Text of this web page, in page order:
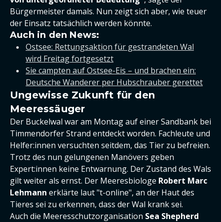
Bürgermeister damals. Nun zeigt sich aber, wie teuer
der Einsatz tatsächlich werden könnte.
Auch in den News:
Ostsee: Rettungsaktion für gestrandeten Wal
wird Freitag fortgesetzt
Sie campten auf Ostsee-Eis – und brachen ein:
Deutsche Wanderer per Hubschrauber gerettet
Ungewisse Zukunft für den
Meeressäuger
Der Buckelwal war am Montag auf einer Sandbank bei
Timmendorfer Strand entdeckt worden. Fachleute und
Helfer:innen versuchten seitdem, das Tier zu befreien.
Trotz des nun gelungenen Manövers geben
Expert:innen keine Entwarnung. Der Zustand des Wals
gilt weiter als ernst. Der Meeresbiologe Robert Marc
Lehmann erklärte laut "t-online", an der Haut des
Tieres sei zu erkennen, dass der Wal krank sei.
Auch die Meeresschutzorganisation Sea Shepherd